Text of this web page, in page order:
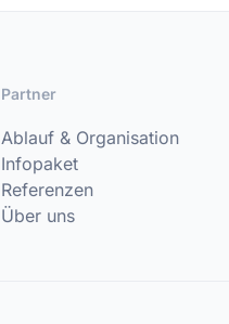
Partner
Ablauf & Organisation
Infopaket
Referenzen
Über uns